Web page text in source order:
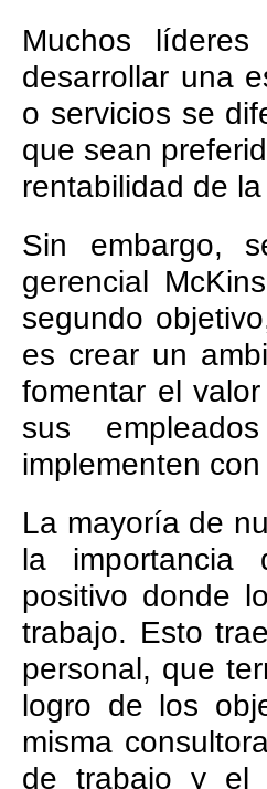
Muchos
desarrollar una
o servicios se
que sean
rentabilidad de
Sin embargo,
gerencial
segundo
es crear un
fomentar el
sus
implementen
La mayoría de
la importancia
positivo donde
trabajo. Esto
personal, que
logro de los
misma
de trabajo y el